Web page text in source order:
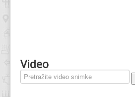
Video